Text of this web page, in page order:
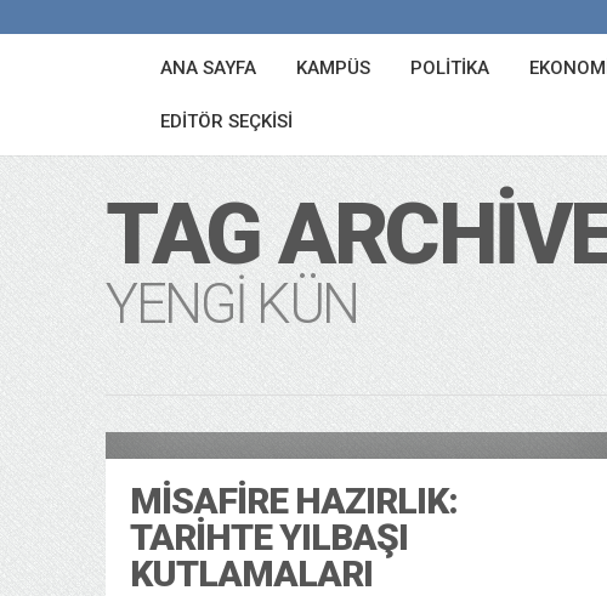
ANA SAYFA KAMPÜS POLITIKA
EDITÖR SEÇKISI
TAG
YENGI KÜN
MISAFIRE HAZIRLIK:
TARIHTE YILBAŞI
KUTLAMALARI